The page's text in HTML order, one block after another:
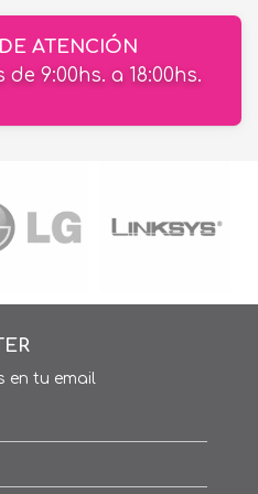
ATENCIÓN
9:00hs. a 18:00hs.
en tu email